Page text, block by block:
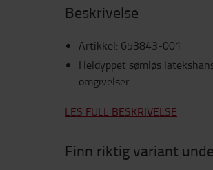
Beskrivelse
Artikkel: 653843-001
Heldyppet sømløs
omgivelser
LES FULL BESKRIVELSE
Finn riktig variant